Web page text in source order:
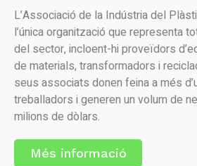
L’Associació de la Indústria del
l’única organització que representa
del sector, incloent-hi proveïdors
de materials, transformadors i
seus associats donen feina a més
treballadors i generen un volum de
milions de dòlars.
Més informació